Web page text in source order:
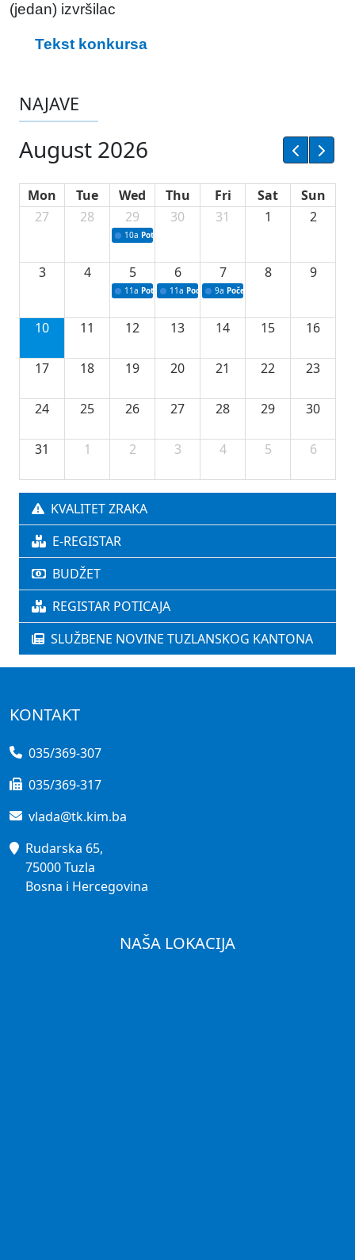
(jedan) izvršilac
Tekst konkursa
NAJAVE
August 2026
Mon Tue Wed Thu Fri Sat
Sun
27
28 29
10a Potpisivanje ugovora sa neprofitnim
30 31 1 2
3 4 5
11a Potpisivanje ugovora o stipendijama za
6
11a Podrška razvoju vodne infrastrukture u
7
9a Početak izgradnje nove
8 9
10 11 12 13 14 15 16
17 18 19 20 21 22 23
24 25 26 27 28 29 30
31 1 2 3 4 5 6
KVALITET ZRAKA
E-REGISTAR
BUDŽET
REGISTAR POTICAJA
SLUŽBENE NOVINE TUZLANSKOG KANTONA
KONTAKT
035/369-307
035/369-317
vlada@tk.kim.ba
Rudarska 65,
75000 Tuzla
Bosna i Hercegovina
NAŠA LOKACIJA